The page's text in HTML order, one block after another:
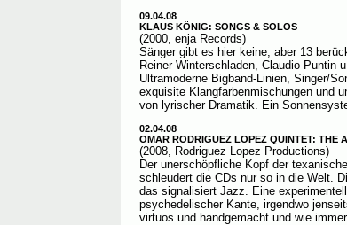
09.04.08
KLAUS KÖNIG: SONGS & SOLOS
(2000, enja Records)
Sänger gibt es hier keine, aber 13
Reiner Winterschladen, Claudio Puntin
Ultramoderne Bigband-Linien, Singer/
exquisite Klangfarbenmischungen und
von lyrischer Dramatik. Ein
02.04.08
OMAR RODRIGUEZ LOPEZ QUINTET: THE
(2008, Rodriguez Lopez Productions)
Der unerschöpfliche Kopf der
schleudert die CDs nur so in die Welt.
das signalisiert Jazz. Eine
psychedelischer Kante, irgendwo
virtuos und handgemacht und wie